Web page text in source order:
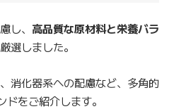
し、 高品質な原材料と栄養バラ
選しました。
消化器系への配慮など、多角的
をご紹介します。